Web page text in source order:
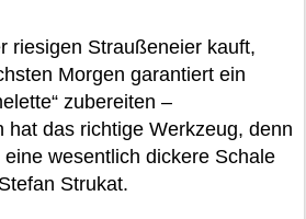
riesigen Straußeneier kauft,
Morgen garantiert ein
zubereiten –
hat das richtige Werkzeug, denn
wesentlich dickere Schale
Strukat.